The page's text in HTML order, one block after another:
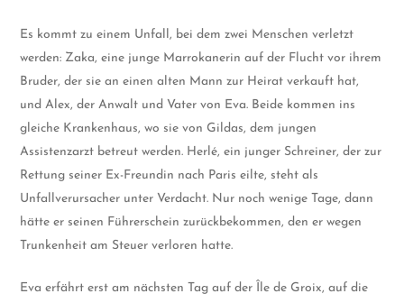
Es kommt zu einem Unfall, bei dem zwei Menschen verletzt
werden: Zaka, eine junge Marrokanerin auf der Flucht vor ihrem
Bruder, der sie an einen alten Mann zur Heirat verkauft hat,
und Alex, der Anwalt und Vater von Eva. Beide kommen ins
gleiche Krankenhaus, wo sie von Gildas, dem jungen
Assistenzarzt betreut werden. Herlé, ein junger Schreiner, der zur
Rettung seiner Ex-Freundin nach Paris eilte, steht als
Unfallverursacher unter Verdacht. Nur noch wenige Tage, dann
hätte er seinen Führerschein zurückbekommen, den er wegen
Trunkenheit am Steuer verloren hatte.
Eva erfährt erst am nächsten Tag auf der Île de Groix, auf die